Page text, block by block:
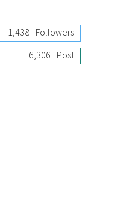
1,438 Followers
6,306 Post